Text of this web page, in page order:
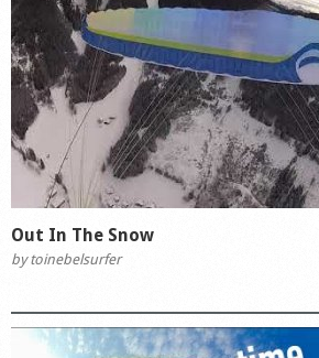
Out In The Snow
bytoinebelsurfer